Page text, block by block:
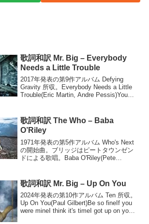
歌詞和訳 Mr. Big – Everybody
Needs a Little Trouble
2017年発表の第9作アルバム Defying
Gravity 所収。Everybody Needs a Little
Trouble(Eric Martin, Andre Pessis)You
歌詞和訳 The Who – Baba
O’Riley
1971年発表の第5作アルバム Who's Next
の開始曲。ブリッジはピートタウンゼン
ドによる歌唱。Baba O'Riley(Pete
歌詞和訳 Mr. Big – Up On You
2024年発表の第10作アルバム Ten 所収。
Up On You(Paul Gilbert)Be so fineIf you
were mineI think it's timeI got up on you